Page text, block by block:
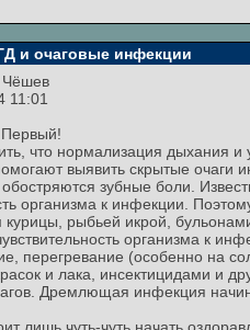
и очаговые инфекции
Чёшев
11:01
Первый!
что нормализация дыхания
выявить скрытые очаги
зубные боли.
организма к инфекции.
рыбьей икрой,
организма к
перегревание (особенно на
и лака, инсектицидами и
Дремлющая инфекция